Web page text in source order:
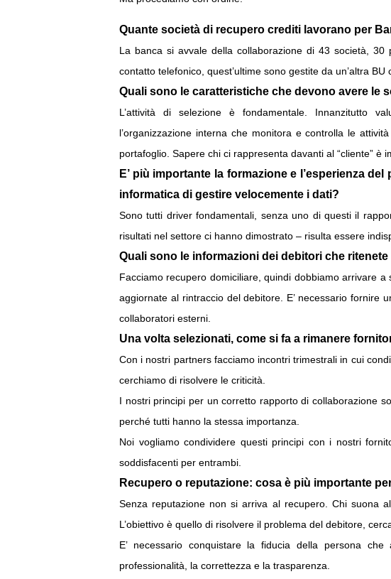
Quante società di recupero crediti lavorano per
La banca si avvale della collaborazione di 43 società,
contatto telefonico, quest’ultime sono gestite da un’altra
Quali sono le caratteristiche che devono avere le
L’attività di selezione è fondamentale. Innanzitutto
l’organizzazione interna che monitora e controlla le
portafoglio. Sapere chi ci rappresenta davanti al “cliente” è
E’ più importante la formazione e l’esperienza
informatica di gestire velocemente i dati?
Sono tutti driver fondamentali, senza uno di questi il
risultati nel settore ci hanno dimostrato – risulta essere
Quali sono le informazioni dei debitori che
Facciamo recupero domiciliare, quindi dobbiamo arrivare
aggiornate al rintraccio del debitore. E’ necessario fornire
collaboratori esterni.
Una volta selezionati, come si fa a rimanere
Con i nostri partners facciamo incontri trimestrali in cui
cerchiamo di risolvere le criticità.
I nostri principi per un corretto rapporto di collaborazione
perché tutti hanno la stessa importanza.
Noi vogliamo condividere questi principi con i nostri
soddisfacenti per entrambi.
Recupero o reputazione: cosa è più importante
Senza reputazione non si arriva al recupero. Chi suona
L’obiettivo è quello di risolvere il problema del debitore,
E’ necessario conquistare la fiducia della persona
professionalità, la correttezza e la trasparenza.